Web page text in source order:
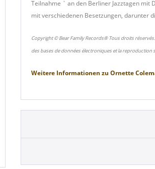
Teilnahme ` an den Berliner Jazztagen mit
mit verschiedenen Besetzungen, darunter
Copyright © Bear Family Records® Tous droits
des bases de données électroniques et la
Weitere Informationen zu Ornette